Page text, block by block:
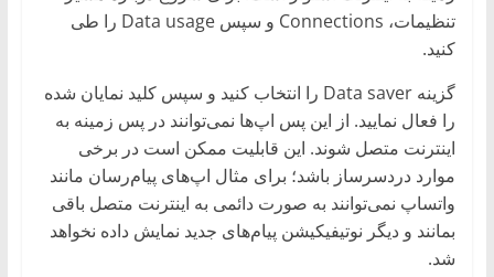
تنظیمات، Connections و سپس Data usage را طی
کنید.
گزینه Data saver را انتخاب کنید و سپس کلید نمایان شده
را فعال نمایید. از این پس اپ‌ها نمی‌توانند در پس زمینه به
اینترنت متصل شوند. این قابلیت ممکن است در برخی
موارد دردسرساز باشد؛ برای مثال اپ‌های پیام‌رسان مانند
واتساپ نمی‌توانند به صورت دائمی به اینترنت متصل باقی
بمانند و دیگر نوتیفیکیشن پیام‌های جدید نمایش داده نخواهد
شد.